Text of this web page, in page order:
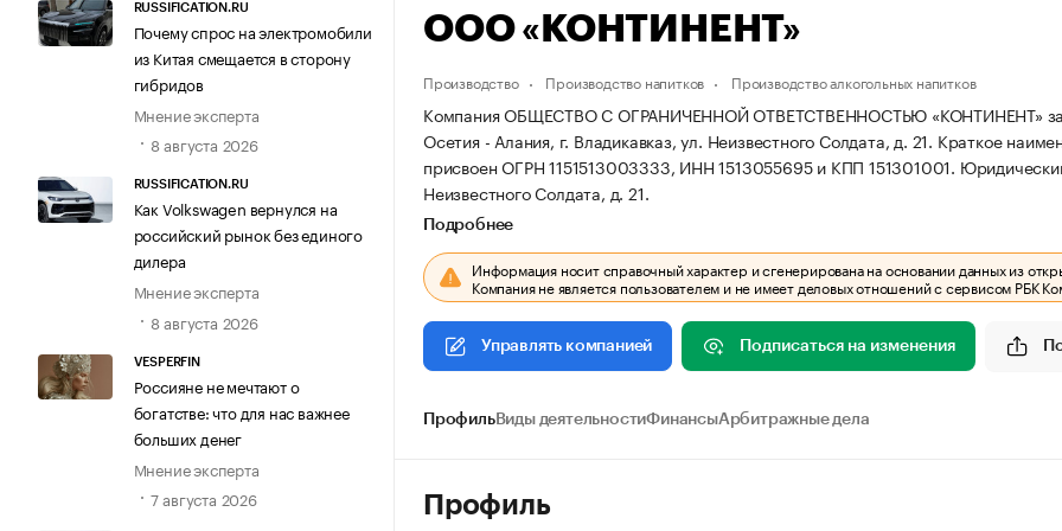
RUSSIFICATION.RU
Почему спрос на электромобили
из Китая смещается в сторону
гибридов
Мнение эксперта
8 августа 2026
RUSSIFICATION.RU
Как Volkswagen вернулся на
российский рынок без единого
дилера
Мнение эксперта
8 августа 2026
VESPERFIN
Россияне не мечтают о
богатстве: что для нас важнее
больших денег
Мнение эксперта
7 августа 2026
ООО «КОНТИНЕНТ»
Производство Производство напитков Производство алкогольных напитков
Компания ОБЩЕСТВО С ОГРАНИЧЕННОЙ ОТВЕТСТВЕННОСТЬЮ «КОНТИНЕНТ»
Осетия - Алания, г. Владикавказ, ул. Неизвестного Солдата, д. 21. Краткое
присвоен ОГРН 1151513003333, ИНН 1513055695 и КПП 151301001.
Неизвестного Солдата, д. 21.
Подробнее
Информация носит справочный характер и сгенерирована на основании данных из
Компания не является пользователем и не имеет деловых отношений с сервисом РБК
Управлять компанией Подписаться на изменения
ПрофильВиды деятельностиФинансыАрбитражные дела
Профиль